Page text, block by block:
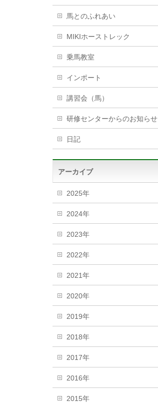
馬とのふれあい
MIKIホーストレック
乗馬教室
インポート
講習会（馬）
研修センターからのお知らせ
日記
アーカイブ
2025年
2024年
2023年
2022年
2021年
2020年
2019年
2018年
2017年
2016年
2015年